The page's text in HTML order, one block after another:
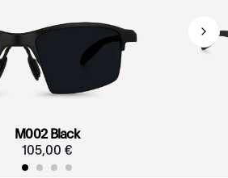
M002 Black
105,00 €